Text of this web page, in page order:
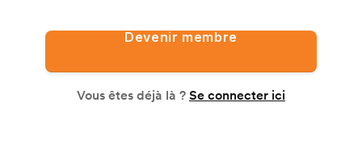
Devenir membre
Vous êtes déjà là ? Se connecter ici